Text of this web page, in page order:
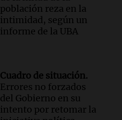
población reza en la
intimidad, según un
informe de la UBA
Cuadro de situación.
Errores no forzados
del Gobierno en su
intento por retomar la